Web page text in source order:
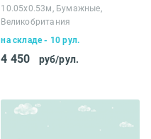
10.05х0.53м, Бумажные,
Великобритания
на складе - 10 рул.
4 450 руб/рул.